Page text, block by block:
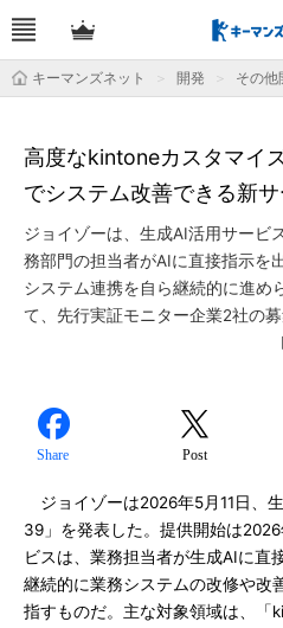
キーマンズネット 開発 その他
高度なkintoneカスタマイ
でシステム改善できる新サ
ジョイゾーは、生成AI活用サービ
務部門の担当者がAIに直接指示を
システム連携を自ら継続的に進め
て、先行実証モニター企業2社の募
Share Post
ジョイゾーは2026年5月11日、
39」を発表した。提供開始は
ビスは、業務担当者が生成AIに直
継続的に業務システムの改修や改
指すものだ。主な対象領域は、「